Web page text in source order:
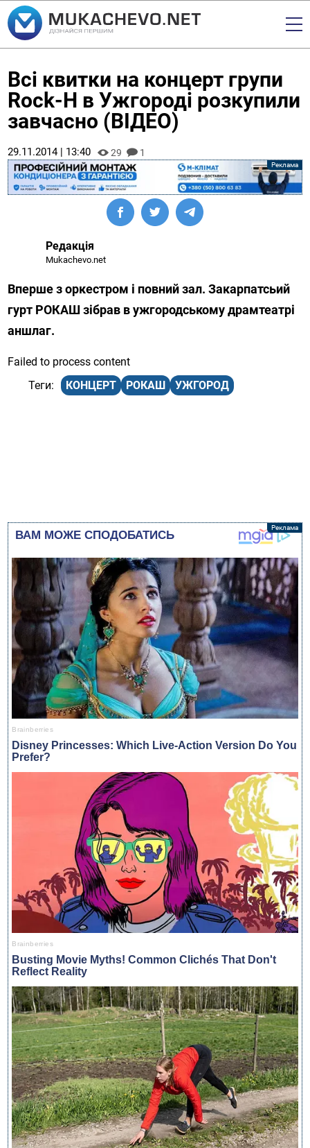
Всі квитки на концерт групи
Rock-H в Ужгороді розкупили
завчасно (ВІДЕО)
29.11.2014 | 13:40 29 1
Редакція
Mukachevo.net
Вперше з оркестром і повний зал. Закарпатсьий
гурт РОКАШ зібрав в ужгородському драмтеатрі
аншлаг.
Failed to process content
КОНЦЕРТ
РОКАШ УЖГОРОД